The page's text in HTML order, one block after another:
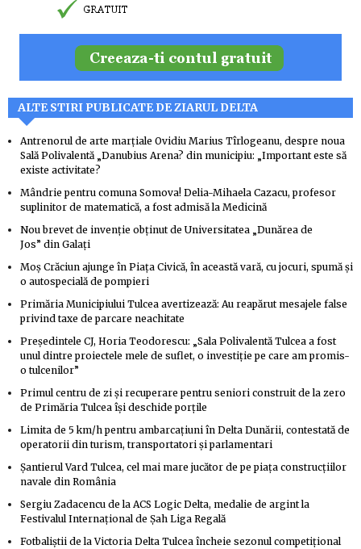
ALTE STIRI PUBLICATE DE ZIARUL DELTA
Antrenorul de arte marţiale Ovidiu Marius Tîrlogeanu, despre noua
Sală Polivalentă „Danubius Arena? din municipiu: „Important este să
existe activitate?
Mândrie pentru comuna Somova! Delia-Mihaela Cazacu, profesor
suplinitor de matematică, a fost admisă la Medicină
Nou brevet de invenţie obţinut de Universitatea „Dunărea de
Jos” din Galaţi
Moş Crăciun ajunge în Piaţa Civică, în această vară, cu jocuri, spumă şi
o autospecială de pompieri
Primăria Municipiului Tulcea avertizează: Au reapărut mesajele false
privind taxe de parcare neachitate
Preşedintele CJ, Horia Teodorescu: „Sala Polivalentă Tulcea a fost
unul dintre proiectele mele de suflet, o investiţie pe care am promis-
o tulcenilor”
Primul centru de zi şi recuperare pentru seniori construit de la zero
de Primăria Tulcea îşi deschide porţile
Limita de 5 km/h pentru ambarcaţiuni în Delta Dunării, contestată de
operatorii din turism, transportatori şi parlamentari
Şantierul Vard Tulcea, cel mai mare jucător de pe piaţa construcţiilor
navale din România
Sergiu Zadacencu de la ACS Logic Delta, medalie de argint la
Festivalul Internaţional de Şah Liga Regală
Fotbaliştii de la Victoria Delta Tulcea încheie sezonul competiţional